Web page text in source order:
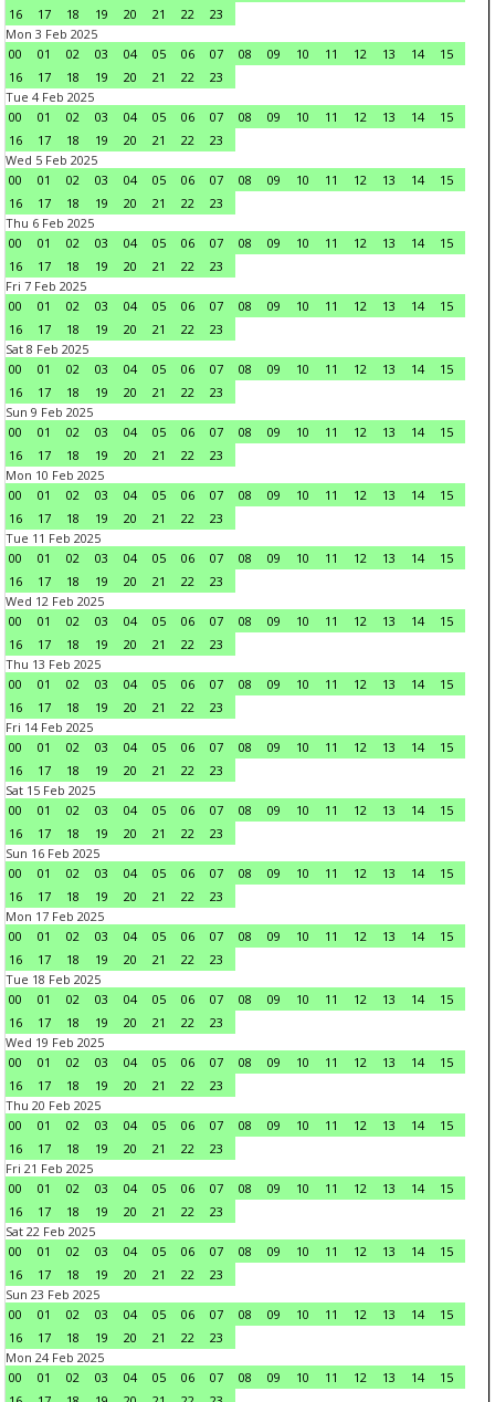
16
17 18 19 20 21 22
23
Mon 3 Feb 2025
00
01 02 03 04 05 06 07 08 09 10 11 12 13 14
15
16
17 18 19 20 21 22
23
Tue 4 Feb 2025
00
01 02 03 04 05 06 07 08 09 10 11 12 13 14
15
16
17 18 19 20 21 22
23
Wed 5 Feb 2025
00
01 02 03 04 05 06 07 08 09 10 11 12 13 14
15
16
17 18 19 20 21 22
23
Thu 6 Feb 2025
00
01 02 03 04 05 06 07 08 09 10 11 12 13 14
15
16
17 18 19 20 21 22
23
Fri 7 Feb 2025
00
01 02 03 04 05 06 07 08 09 10 11 12 13 14
15
16
17 18 19 20 21 22
23
Sat 8 Feb 2025
00
01 02 03 04 05 06 07 08 09 10 11 12 13 14
15
16
17 18 19 20 21 22
23
Sun 9 Feb 2025
00
01 02 03 04 05 06 07 08 09 10 11 12 13 14
15
16
17 18 19 20 21 22
23
Mon 10 Feb 2025
00
01 02 03 04 05 06 07 08 09 10 11 12 13 14
15
16
17 18 19 20 21 22
23
Tue 11 Feb 2025
00
01 02 03 04 05 06 07 08 09 10 11 12 13 14
15
16
17 18 19 20 21 22
23
Wed 12 Feb 2025
00
01 02 03 04 05 06 07 08 09 10 11 12 13 14
15
16
17 18 19 20 21 22
23
Thu 13 Feb 2025
00
01 02 03 04 05 06 07 08 09 10 11 12 13 14
15
16
17 18 19 20 21 22
23
Fri 14 Feb 2025
00
01 02 03 04 05 06 07 08 09 10 11 12 13 14
15
16
17 18 19 20 21 22
23
Sat 15 Feb 2025
00
01 02 03 04 05 06 07 08 09 10 11 12 13 14
15
16
17 18 19 20 21 22
23
Sun 16 Feb 2025
00
01 02 03 04 05 06 07 08 09 10 11 12 13 14
15
16
17 18 19 20 21 22
23
Mon 17 Feb 2025
00
01 02 03 04 05 06 07 08 09 10 11 12 13 14
15
16
17 18 19 20 21 22
23
Tue 18 Feb 2025
00
01 02 03 04 05 06 07 08 09 10 11 12 13 14
15
16
17 18 19 20 21 22
23
Wed 19 Feb 2025
00
01 02 03 04 05 06 07 08 09 10 11 12 13 14
15
16
17 18 19 20 21 22
23
Thu 20 Feb 2025
00
01 02 03 04 05 06 07 08 09 10 11 12 13 14
15
16
17 18 19 20 21 22
23
Fri 21 Feb 2025
00
01 02 03 04 05 06 07 08 09 10 11 12 13 14
15
16
17 18 19 20 21 22
23
Sat 22 Feb 2025
00
01 02 03 04 05 06 07 08 09 10 11 12 13 14
15
16
17 18 19 20 21 22
23
Sun 23 Feb 2025
00
01 02 03 04 05 06 07 08 09 10 11 12 13 14
15
16
17 18 19 20 21 22
23
Mon 24 Feb 2025
00
01 02 03 04 05 06 07 08 09 10 11 12 13 14
15